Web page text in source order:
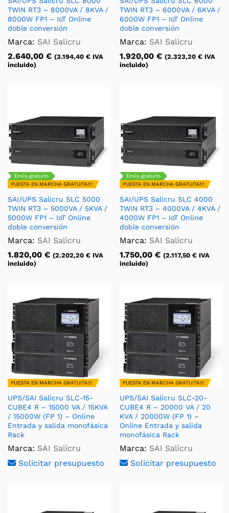
TWIN RT3 – 8000VA / 8KVA /
8000W FP1 – IoT Online
doble conversión
Marca: SAI Salicru
2.640,00 € (3.194,40 € IVA
incluido)
TWIN RT3 – 6000VA / 6KVA /
6000W FP1 – IoT Online
doble conversión
Marca: SAI Salicru
1.920,00 € (2.323,20 € IVA
incluido)
Envío gratuito
PUESTA EN MARCHA GRATUITA!!!
SAI/UPS Salicru SLC 5000
TWIN RT3 – 5000VA / 5KVA /
5000W FP1 – IoT Online
doble conversión
Marca: SAI Salicru
1.820,00 € (2.202,20 € IVA
incluido)
Envío gratuito
PUESTA EN MARCHA GRATUITA!!!
SAI/UPS Salicru SLC 4000
TWIN RT3 – 4000VA / 4KVA /
4000W FP1 – IoT Online
doble conversión
Marca: SAI Salicru
1.750,00 € (2.117,50 € IVA
incluido)
PUESTA EN MARCHA GRATUITA!!!
UPS/SAI Salicru SLC-15-
CUBE4 R – 15000 VA / 15KVA
/ 15000W (FP 1) – Online
Entrada y salida monofásica
Rack
Marca: SAI Salicru
Solicitar presupuesto
PUESTA EN MARCHA GRATUITA!!!
UPS/SAI Salicru SLC-20-
CUBE4 R – 20000 VA / 20
KVA / 20000W (FP 1) –
Online Entrada y salida
monofásica Rack
Marca: SAI Salicru
Solicitar presupuesto